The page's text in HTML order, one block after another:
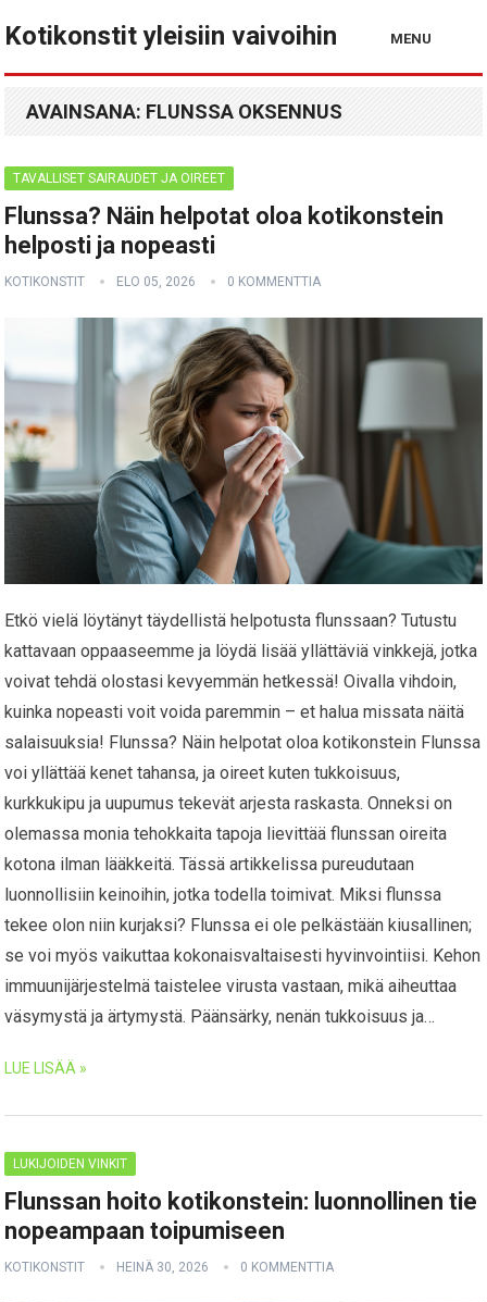
Kotikonstit yleisiin vaivoihin MENU
AVAINSANA: FLUNSSA OKSENNUS
TAVALLISET SAIRAUDET JA OIREET
Flunssa? Näin helpotat oloa kotikonstein
helposti ja nopeasti
KOTIKONSTIT ELO 05, 2026 0 KOMMENTTIA
Etkö vielä löytänyt täydellistä helpotusta flunssaan? Tutustu
kattavaan oppaaseemme ja löydä lisää yllättäviä vinkkejä, jotka
voivat tehdä olostasi kevyemmän hetkessä! Oivalla vihdoin,
kuinka nopeasti voit voida paremmin – et halua missata näitä
salaisuuksia! Flunssa? Näin helpotat oloa kotikonstein Flunssa
voi yllättää kenet tahansa, ja oireet kuten tukkoisuus,
kurkkukipu ja uupumus tekevät arjesta raskasta. Onneksi on
olemassa monia tehokkaita tapoja lievittää flunssan oireita
kotona ilman lääkkeitä. Tässä artikkelissa pureudutaan
luonnollisiin keinoihin, jotka todella toimivat. Miksi flunssa
tekee olon niin kurjaksi? Flunssa ei ole pelkästään kiusallinen;
se voi myös vaikuttaa kokonaisvaltaisesti hyvinvointiisi. Kehon
immuunijärjestelmä taistelee virusta vastaan, mikä aiheuttaa
väsymystä ja ärtymystä. Päänsärky, nenän tukkoisuus ja…
LUE LISÄÄ »
LUKIJOIDEN VINKIT
Flunssan hoito kotikonstein: luonnollinen tie
nopeampaan toipumiseen
KOTIKONSTIT HEINÄ 30, 2026 0 KOMMENTTIA